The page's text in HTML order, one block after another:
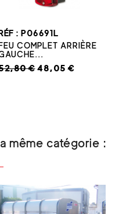
RÉF : P06691L
FEU COMPLET ARRIÈRE
€ 48,05 €
même catégorie :